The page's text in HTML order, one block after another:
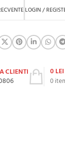
LOGIN /
CLIENTI
0
0 LEI